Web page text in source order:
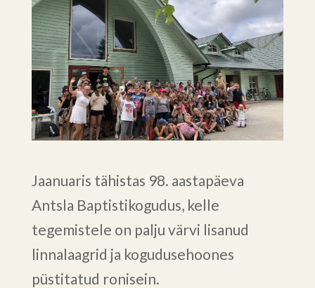
Jaanuaris tähistas 98. aastapäeva
Antsla Baptistikogudus, kelle
tegemistele on palju värvi lisanud
linnalaagrid ja kogudusehoones
püstitatud ronisein.